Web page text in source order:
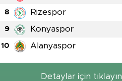
8 Rizespor
9 Konyaspor
10 Alanyaspor
Detaylar için tıklayın